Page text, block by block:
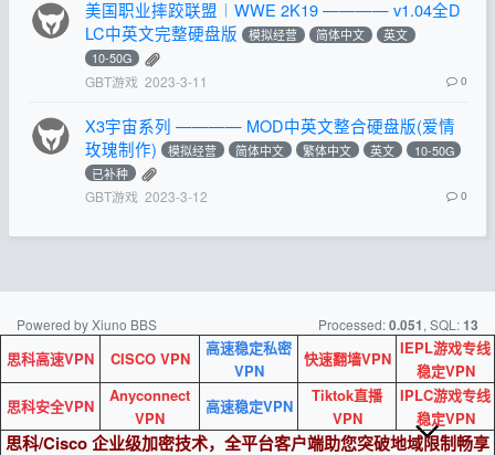
美国职业摔跤联盟︱WWE 2K19 ———— v1.04全D
LC中英文完整硬盘版
模拟经营 简体中文
英文
10-50G
GBT游戏 2023-3-11 0
X3宇宙系列 ———— MOD中英文整合硬盘版(爱情
玫瑰制作)
模拟经营 简体中文 繁体中文 英文
10-50G
已补种
GBT游戏 2023-3-12 0
Powered by Xiuno BBS Processed:0.051, SQL:13
思科高速VPN CISCO VPN
高速稳定私密
VPN
快速翻墙VPN
IEPL游戏专线
稳定VPN
思科安全VPN
Anyconnect
VPN
高速稳定VPN
Tiktok直播
VPN
IPLC游戏专线
稳定VPN
思科/Cisco 企业级加密技术，全平台客户端助您突破地域限制畅享